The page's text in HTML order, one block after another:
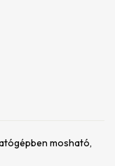
mosható,